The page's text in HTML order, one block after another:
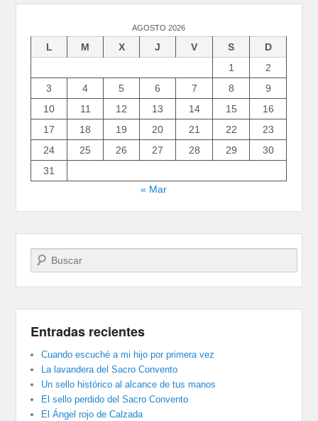
AGOSTO 2026
L M X J V S
D
1
2
3
4 5 6 7 8
9
10
11 12 13 14 15
16
17
18 19 20 21 22
23
24
25 26 27 28 29
30
31
« Mar
Buscar
Entradas recientes
Cuando escuché a mi hijo por primera vez
La lavandera del Sacro Convento
Un sello histórico al alcance de tus manos
El sello perdido del Sacro Convento
El Ángel rojo de Calzada